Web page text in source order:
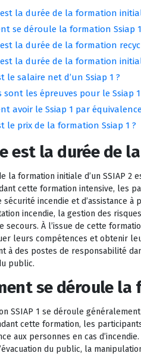
la durée de la formation
se déroule la formation Ssiap
la durée de la formation
la durée de la formation
le salaire net d’un Ssiap 1 ?
sont les épreuves pour le Ssiap 1
avoir le Ssiap 1 par
le prix de la formation Ssiap 1 ?
est la durée de
la formation initiale d’un SSIAP
cette formation intensive, les
sécurité incendie et d’assistance
incendie, la gestion des
secours. À l’issue de cette
leurs compétences et obtenir
à des postes de responsabilité
public.
se déroule la
SSIAP 1 se déroule
cette formation, les
aux personnes en cas
du public, la